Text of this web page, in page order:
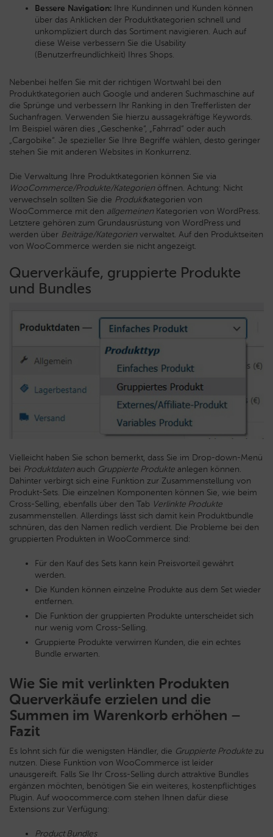
Bessere Navigation: Ihre Kundinnen und Kunden können
über das Anklicken der Produktkategorien schnell und
unkompliziert durch das Sortiment navigieren. Auch auf
diese Weise verbessern Sie die Usability
(Benutzerfreundlichkeit) Ihres Shops.
Nebenbei helfen Sie mit der richtigen Wortwahl bei den
Produktkategorien auch Google und anderen Suchmaschine auf
die Sprünge und verbessern Ihr Ranking in den Trefferlisten der
Suchanfragen. Verwenden Sie hierzu aussagekräftige Keywords.
Im Beispiel wären dies „Geschenke“, „Fahrrad“ oder auch
„Cargobike“. Je spezieller Sie Ihre Begriffe wählen, desto geringer
stehen Sie mit anderen Websites in Konkurrenz.
Die Verwaltung Ihre Produktkategorien können Sie via
WooCommerce/Produkte/Kategorienöffnen. Achtung: Nicht
verwechseln sollten Sie die Produktkategorien von
WooCommerce mit den allgemeinenKategorien von WordPress.
Letztere gehören zum Grundausrüstung von WordPress und
werden über Beiträge/Kategorienverwaltet. Auf den Produktseiten
von WooCommerce werden sie nicht angezeigt.
Querverkäufe, gruppierte Produkte
und Bundles
Vielleicht haben Sie schon bemerkt, dass Sie im Drop-down-Menü
bei Produktdatenauch Gruppierte Produkte anlegen können.
Dahinter verbirgt sich eine Funktion zur Zusammenstellung von
Produkt-Sets. Die einzelnen Komponenten können Sie, wie beim
Cross-Selling, ebenfalls über den Tab Verlinkte Produkte
zusammenstellen. Allerdings lässt sich damit kein Produktbundle
schnüren, das den Namen redlich verdient. Die Probleme bei den
gruppierten Produkten in WooCommerce sind:
Für den Kauf des Sets kann kein Preisvorteil gewährt
werden.
Die Kunden können einzelne Produkte aus dem Set wieder
entfernen.
Die Funktion der gruppierten Produkte unterscheidet sich
nur wenig vom Cross-Selling.
Gruppierte Produkte verwirren Kunden, die ein echtes
Bundle erwarten.
Wie Sie mit verlinkten Produkten
Querverkäufe erzielen und die
Summen im Warenkorb erhöhen –
Fazit
Es lohnt sich für die wenigsten Händler, die Gruppierte Produkte zu
nutzen. Diese Funktion von WooCommerce ist leider
unausgereift. Falls Sie Ihr Cross-Selling durch attraktive Bundles
ergänzen möchten, benötigen Sie ein weiteres, kostenpflichtiges
Plugin. Auf woocommerce.com stehen Ihnen dafür diese
Extensions zur Verfügung:
Product Bundles